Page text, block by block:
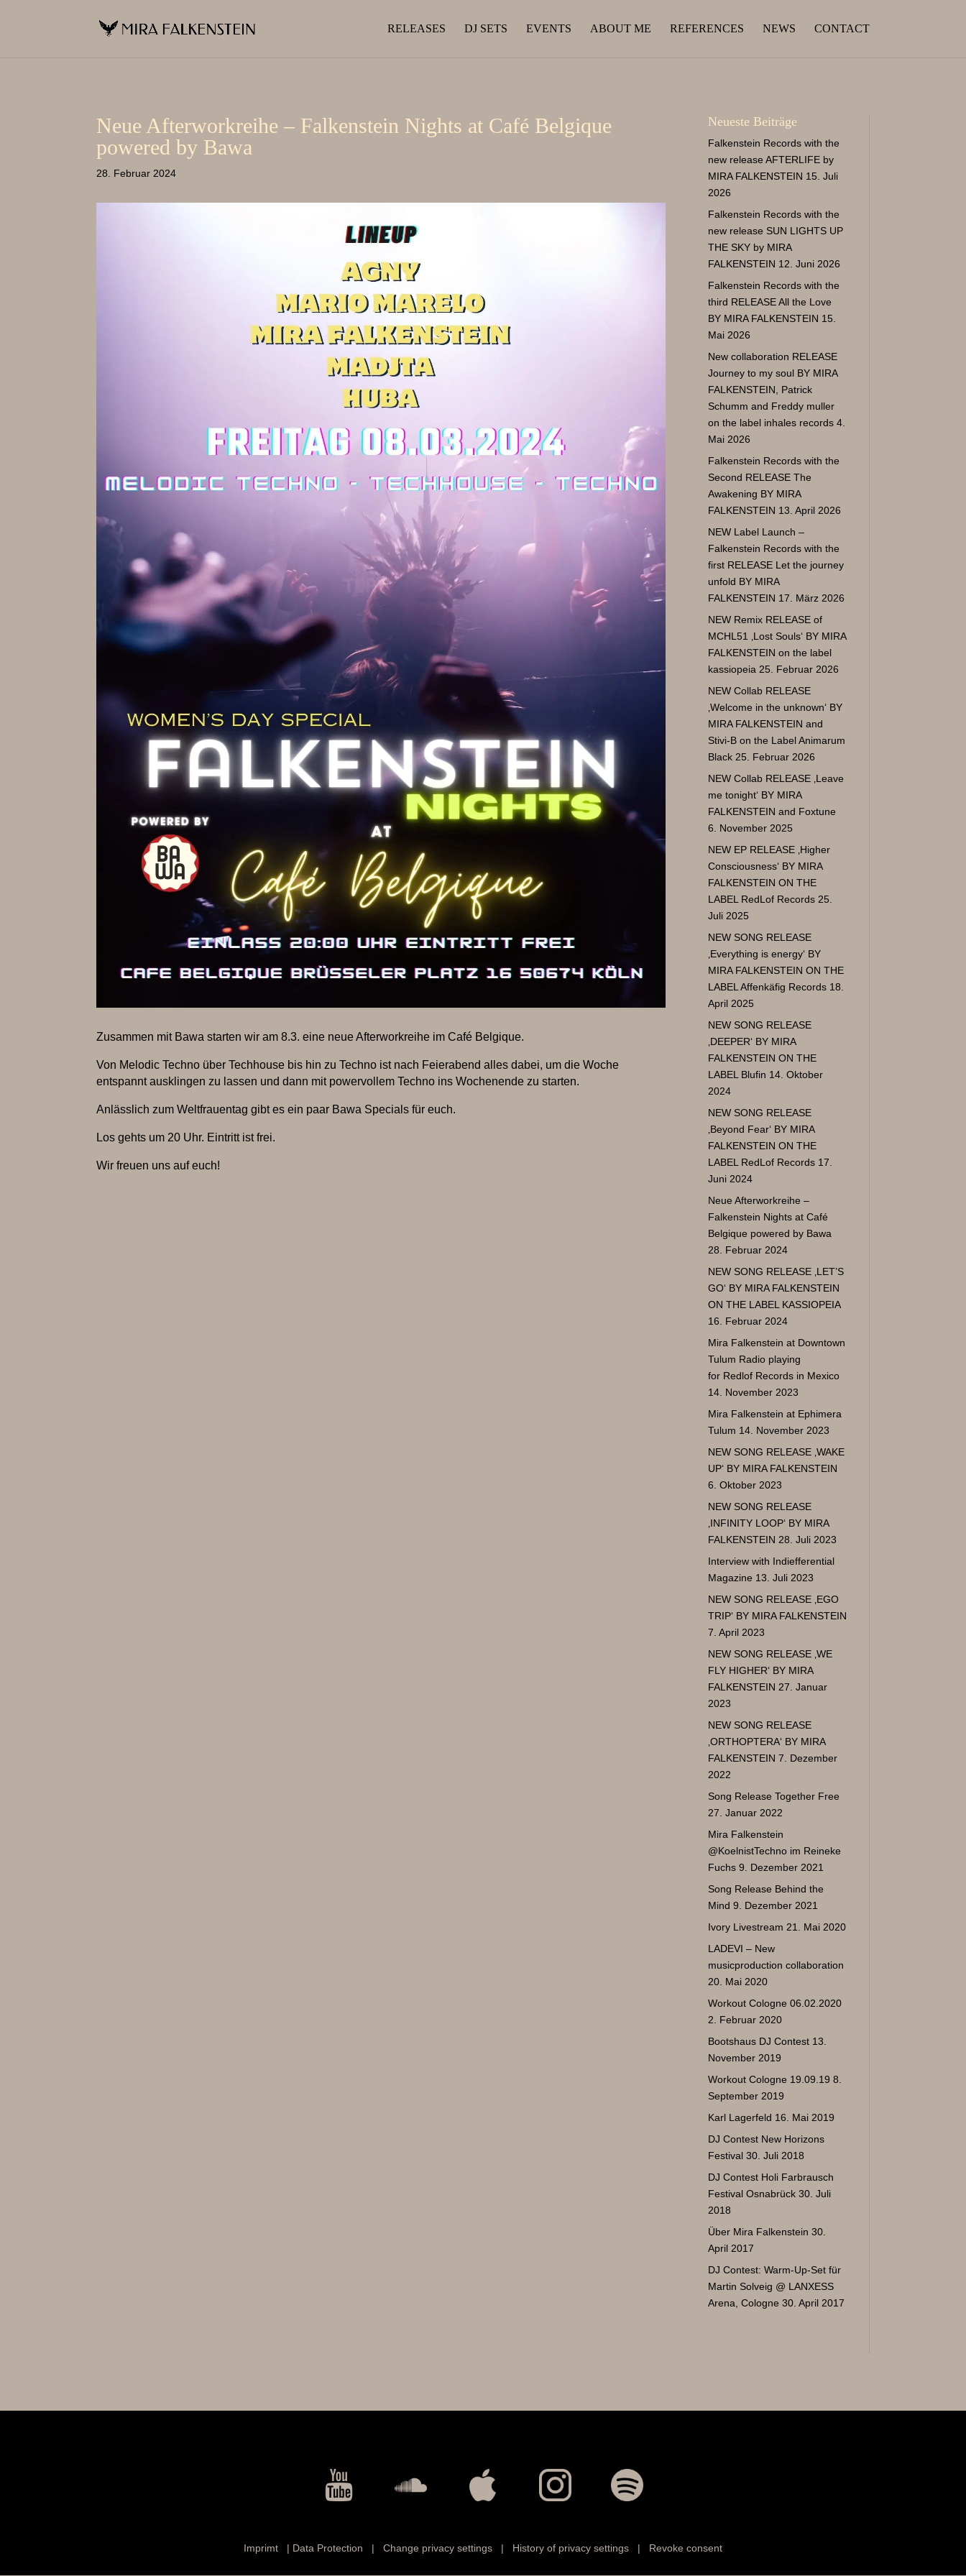
RELEASES DJ SETS EVENTS ABOUT ME REFERENCES NEWS CONTACT
Neue Afterworkreihe – Falkenstein Nights at Café Belgique
powered by Bawa
28. Februar 2024
Zusammen mit Bawa starten wir am 8.3. eine neue Afterworkreihe im Café Belgique.
Von Melodic Techno über Techhouse bis hin zu Techno ist nach Feierabend alles dabei, um die Woche
entspannt ausklingen zu lassen und dann mit powervollem Techno ins Wochenende zu starten.
Anlässlich zum Weltfrauentag gibt es ein paar Bawa Specials für euch.
Los gehts um 20 Uhr. Eintritt ist frei.
Wir freuen uns auf euch!
Neueste Beiträge
Falkenstein Records with the
new release AFTERLIFE by
MIRA FALKENSTEIN 15. Juli
2026
Falkenstein Records with the
new release SUN LIGHTS UP
THE SKY by MIRA
FALKENSTEIN 12. Juni 2026
Falkenstein Records with the
third RELEASE All the Love
BY MIRA FALKENSTEIN 15.
Mai 2026
New collaboration RELEASE
Journey to my soul BY MIRA
FALKENSTEIN , Patrick
Schumm and Freddy muller
on the label inhales records 4.
Mai 2026
Falkenstein Records with the
Second RELEASE The
Awakening BY MIRA
FALKENSTEIN 13. April 2026
NEW Label Launch –
Falkenstein Records with the
first RELEASE Let the journey
unfold BY MIRA
FALKENSTEIN 17. März 2026
NEW Remix RELEASE of
MCHL51 ‚Lost Souls‘ BY MIRA
FALKENSTEIN on the label
kassiopeia 25. Februar 2026
NEW Collab RELEASE
‚Welcome in the unknown‘ BY
MIRA FALKENSTEIN and
Stivi-B on the Label Animarum
Black 25. Februar 2026
NEW Collab RELEASE ‚Leave
me tonight‘ BY MIRA
FALKENSTEIN and Foxtune
6. November 2025
NEW EP RELEASE ‚Higher
Consciousness‘ BY MIRA
FALKENSTEIN ON THE
LABEL RedLof Records 25.
Juli 2025
NEW SONG RELEASE
‚Everything is energy‘ BY
MIRA FALKENSTEIN ON THE
LABEL Affenkäfig Records 18.
April 2025
NEW SONG RELEASE
‚DEEPER‘ BY MIRA
FALKENSTEIN ON THE
LABEL Blufin 14. Oktober
2024
NEW SONG RELEASE
‚Beyond Fear‘ BY MIRA
FALKENSTEIN ON THE
LABEL RedLof Records 17.
Juni 2024
Neue Afterworkreihe –
Falkenstein Nights at Café
Belgique powered by Bawa
28. Februar 2024
NEW SONG RELEASE ‚LET’S
GO‘ BY MIRA FALKENSTEIN
ON THE LABEL KASSIOPEIA
16. Februar 2024
Mira Falkenstein at Downtown
Tulum Radio playing
for Redlof Records in Mexico
14. November 2023
Mira Falkenstein at Ephimera
Tulum 14. November 2023
NEW SONG RELEASE ‚WAKE
UP‘ BY MIRA FALKENSTEIN
6. Oktober 2023
NEW SONG RELEASE
‚INFINITY LOOP‘ BY MIRA
FALKENSTEIN 28. Juli 2023
Interview with Indiefferential
Magazine 13. Juli 2023
NEW SONG RELEASE ‚EGO
TRIP‘ BY MIRA FALKENSTEIN
7. April 2023
NEW SONG RELEASE ‚WE
FLY HIGHER‘ BY MIRA
FALKENSTEIN 27. Januar
2023
NEW SONG RELEASE
‚ORTHOPTERA‘ BY MIRA
FALKENSTEIN 7. Dezember
2022
Song Release Together Free
27. Januar 2022
Mira Falkenstein
@KoelnistTechno im Reineke
Fuchs 9. Dezember 2021
Song Release Behind the
Mind 9. Dezember 2021
Ivory Livestream 21. Mai 2020
LADEVI – New
musicproduction collaboration
20. Mai 2020
Workout Cologne 06.02.2020
2. Februar 2020
Bootshaus DJ Contest 13.
November 2019
Workout Cologne 19.09.19 8.
September 2019
Karl Lagerfeld 16. Mai 2019
DJ Contest New Horizons
Festival 30. Juli 2018
DJ Contest Holi Farbrausch
Festival Osnabrück 30. Juli
2018
Über Mira Falkenstein 30.
April 2017
DJ Contest: Warm-Up-Set für
Martin Solveig @ LANXESS
Arena, Cologne 30. April 2017
Imprimt | Data Protection | Change privacy settings | History of privacy settings | Revoke consent